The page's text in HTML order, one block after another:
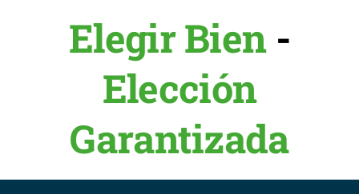
Elegir Bien -
Elección
Garantizada